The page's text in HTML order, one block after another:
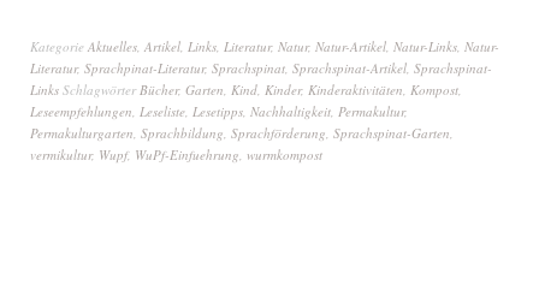
Kategorie Aktuelles, Artikel, Links, Literatur, Natur, Natur-Artikel, Natur-Links, Natur-
Literatur, Sprachpinat-Literatur, Sprachspinat, Sprachspinat-Artikel, Sprachspinat-
Links SchlagwörterBücher, Garten, Kind, Kinder, Kinderaktivitäten, Kompost,
Leseempfehlungen, Leseliste, Lesetipps, Nachhaltigkeit, Permakultur,
Permakulturgarten, Sprachbildung, Sprachförderung, Sprachspinat-Garten,
vermikultur, Wupf, WuPf-Einfuehrung, wurmkompost